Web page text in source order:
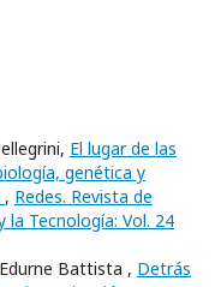
El lugar de las
genética y
, Redes. Revista de
la Tecnología: Vol. 24
Battista , Detrás